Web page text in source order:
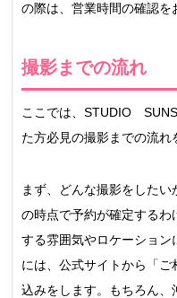
の際は、営業時間の確認を
撮影までの流れ
ここでは、STUDIO
た方必見の撮影までの流れ
まず、どんな撮影をした
の時点で予約が確定する
する雰囲気やロケーショ
には、公式サイトから「
込みをします。もちろん